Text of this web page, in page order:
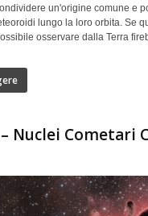
un'origine comune e
lungo la loro orbita. Se
osservare dalla Terra
Nuclei Cometari